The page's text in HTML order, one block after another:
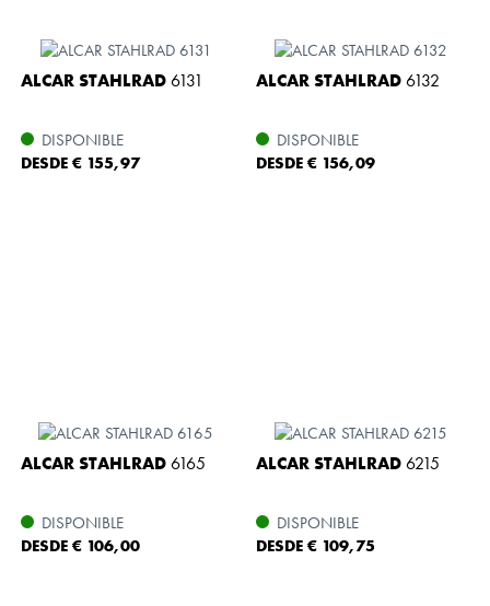
ALCAR STAHLRAD6131
DISPONIBLE
DESDE € 155,97
ALCAR STAHLRAD6132
DISPONIBLE
DESDE € 156,09
ALCAR STAHLRAD6165
DISPONIBLE
DESDE € 106,00
ALCAR STAHLRAD6215
DISPONIBLE
DESDE € 109,75